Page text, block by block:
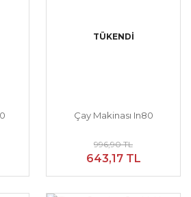
TÜKENDİ
Çay Makinası In80
996,90 TL
643,17 TL